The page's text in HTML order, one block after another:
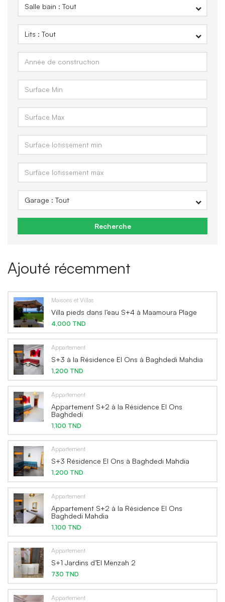
Recherche
Ajouté récemment
Maisons et Villas
Villa pieds dans l’eau S+4 à Maamoura Plage
4,000 TND
Appartement
S+3 à la Résidence El Ons à Baghdedi Mahdia
1,200 TND
Appartement
Appartement S+2 à la Résidence El Ons
Baghdedi
1,100 TND
Appartement
S+3 Résidence El Ons à Baghdedi Mahdia
1,200 TND
Appartement
Appartement S+2 à la Résidence El Ons
Baghdedi Mahdia
1,100 TND
Appartement
S+1 Jardins d’El Menzah 2
730 TND
Appartement